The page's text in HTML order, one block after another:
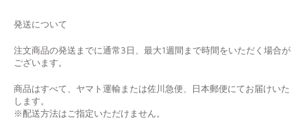
発送について
注文商品の発送までに通常3日、最大1週間まで時間をいただく場合が
ございます。
商品はすべて、ヤマト運輸または佐川急便、日本郵便にてお届けいた
します。
※配送方法はご指定いただけません。